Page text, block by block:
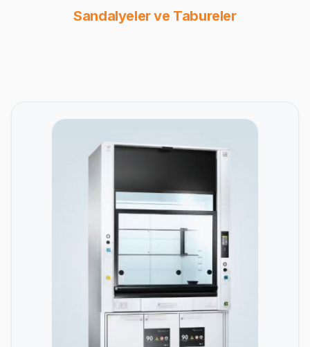
Sandalyeler ve Tabureler